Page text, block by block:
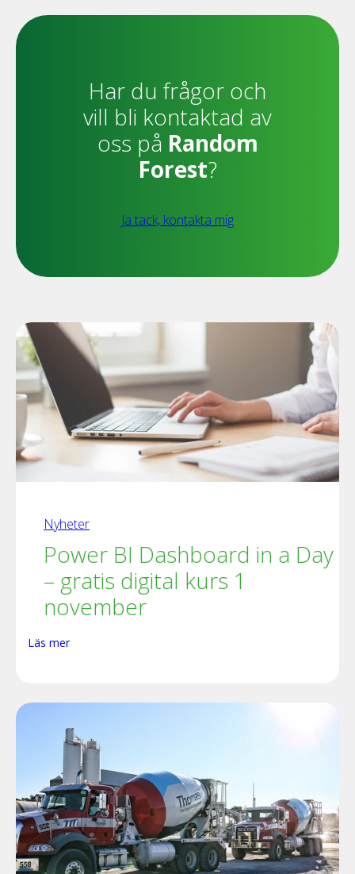
Har du frågor och
vill bli kontaktad av
oss på Random
Forest?
Ja tack, kontakta mig
Nyheter
Power BI Dashboard in a Day
– gratis digital kurs 1
november
Läs mer